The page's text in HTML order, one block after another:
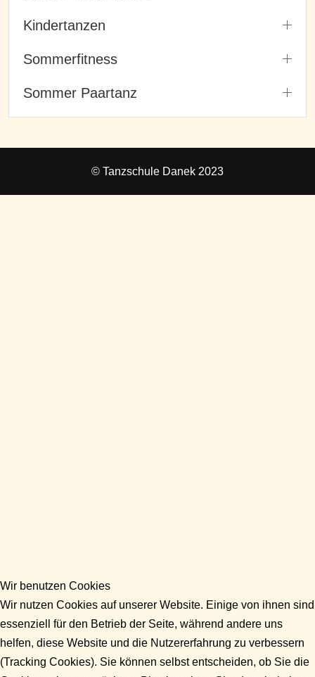
Kindertanzen
Sommerfitness
Sommer Paartanz
© Tanzschule Danek 2023
Wir benutzen Cookies
Wir nutzen Cookies auf unserer Website. Einige von ihnen sind
essenziell für den Betrieb der Seite, während andere uns
helfen, diese Website und die Nutzererfahrung zu verbessern
(Tracking Cookies). Sie können selbst entscheiden, ob Sie die